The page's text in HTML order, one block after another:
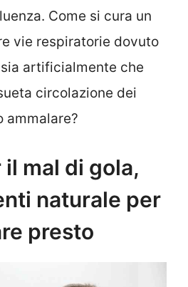
Come si cura un
vie respiratorie dovuto
artificialmente che
circolazione dei
ammalare?
mal di gola,
naturale per
presto